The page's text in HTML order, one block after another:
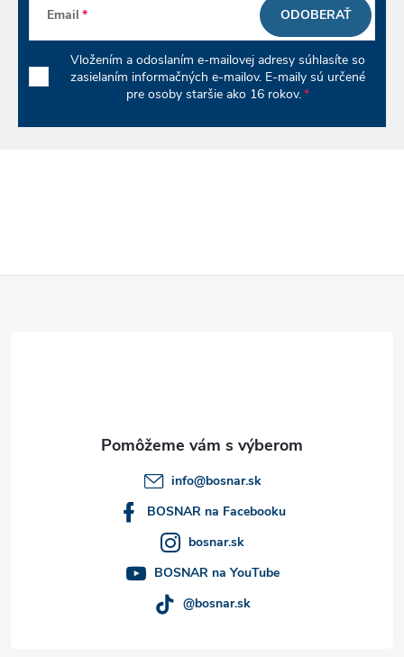
u
Email
Vložením a odoslaním e-mailovej adresy súhlasíte so
zasielaním informačných e-mailov. E-maily sú určené
pre osoby staršie ako 16 rokov.
ODOBERAŤ
info@bosnar.sk
BOSNAR na Facebooku
bosnar.sk
BOSNAR na YouTube
@bosnar.sk